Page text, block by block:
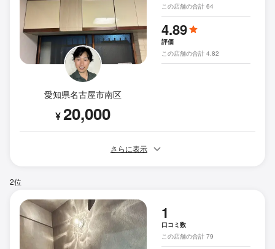
愛知県名古屋市南区
¥20,000
この店舗の合計 64
4.89
評価
この店舗の合計 4.82
さらに表示
2位
1
口コミ数
この店舗の合計 79